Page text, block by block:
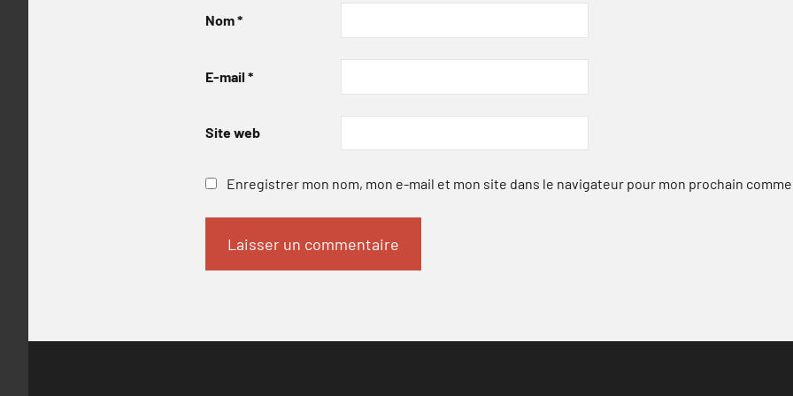
Nom*
E-mail *
Site web
Enregistrer mon nom, mon e-mail et mon site dans le navigateur pour mon prochain